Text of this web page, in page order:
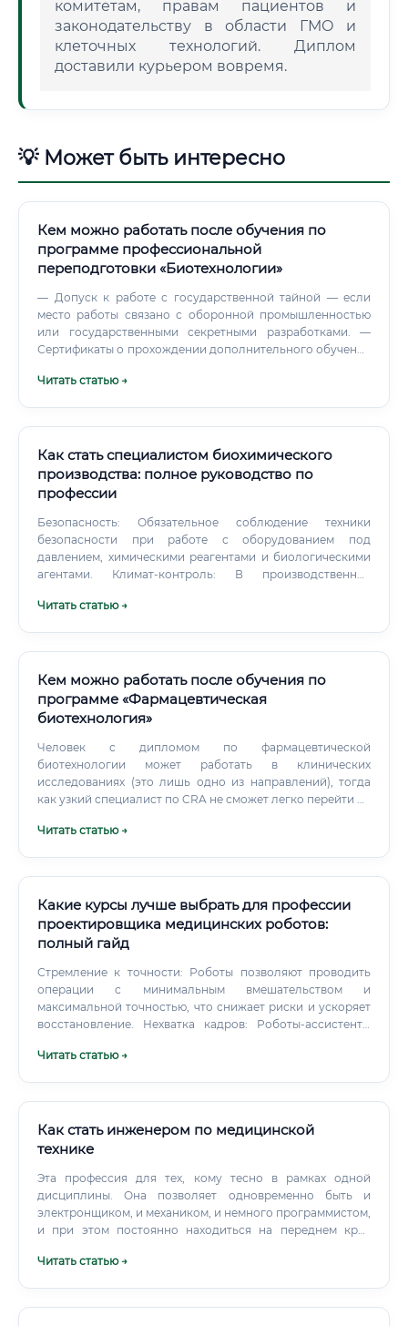
комитетам, правам пациентов и
законодательству в области ГМО и
клеточных технологий. Диплом
доставили курьером вовремя.
💡 Может быть интересно
Кем можно работать после обучения по
программе профессиональной
переподготовки «Биотехнологии»
— Допуск к работе с государственной тайной — если
место работы связано с оборонной промышленностью
или государственными секретными разработками. —
Сертификаты о прохождении дополнительного обучения
оборудованием.
Читать статью →
Как стать специалистом биохимического
производства: полное руководство по
профессии
Безопасность: Обязательное соблюдение техники
безопасности при работе с оборудованием под
давлением, химическими реагентами и биологическими
агентами. Климат-контроль: В производственных
влажностный режим, необходимый для технологии.
оборудования и отбора проб.
Читать статью →
Кем можно работать после обучения по
программе «Фармацевтическая
биотехнология»
Человек с дипломом по фармацевтической
биотехнологии может работать в клинических
исследованиях (это лишь одно из направлений), тогда
как узкий специалист по CRA не сможет легко перейти на
образование — более широкая и фундаментальная база.
Читать статью →
Какие курсы лучше выбрать для профессии
проектировщика медицинских роботов:
полный гайд
Стремление к точности: Роботы позволяют проводить
операции с минимальным вмешательством и
максимальной точностью, что снижает риски и ускоряет
восстановление. Нехватка кадров: Роботы-ассистенты
высококвалифицированных врачей для более сложной
Читать статью →
Как стать инженером по медицинской
технике
Эта профессия для тех, кому тесно в рамках одной
дисциплины. Она позволяет одновременно быть и
электронщиком, и механиком, и немного программистом,
и при этом постоянно находиться на переднем крае
суть их работы. Это невероятно расширяет кругозор и
Читать статью →